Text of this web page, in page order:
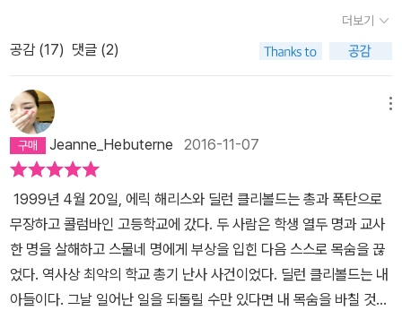
아파하며 고통스러워 하고 있을지도 모를 사람들을 위해 이 책을 썼
다. 앞으로 일어날 비극을, 막을 수 있다면 우리가 막아보자고 혼신의
힘을 다해 얘기를 한다. 책은 첫장부터 끝장까지 그 진실함이 차고 넘
쳐 내 안의 모든 것들이 뒤틀리는 경험을 하게 된다. 내 안에 내가 가
지고 있던 생각들이, 막연한 원망이 저들끼리 섞인다. 그것들이 섞여
서 나는, 나란은 인간을 다시 구성해야 한다고 생각한다. 나는 바이런
에게 그랬듯이 딜런에게도 번개, 뱀, 저체온증을 조심하라고 가르쳤
다. 치실질을 하고, 선크림을 바르고, 사각지대를 꼭 확인하라고 가르
쳤다. 십대가 된 뒤에는 음주와 약물의 위험에 대해 최대한 터놓고 이
야기하고 안전하고 윤리적인 성행위에 대해서도 가르쳤다. 딜런이 마
주한 가장 큰 위험은 외부에서 오는 게 아니라 이미 자기 안에 있었다
는 사실을, 나는 단 한 번도 생각해보지 못했다.나는 내 가족은 자살
이었다.아이가 잔혹한 방법으로 다른 많은 아이들의 목숨을 빼앗고
래에서 함께 살아온 부모로서, 많은 사람들이 사건 후 이 엄마에게 물
었다고 했다: '어떻게 모를 수가 있어요?' 저자도 스스로에게 숱하게
되뇌이고 되물으며 괴로움과 고통 속에 몸부림을 쳐왔고 앞으로도 그
질문에 대한 답은 쉽게 찾지 못 할 것이라고 했다. 하지만 한가지 분
명한 것은, 자신은 아이를 굉장히 사랑했고 부모로서 옳다고 생각한
방식으로 양육했으며 지금 생각해도 그 방법은 결코 틀리지 않았다는
것이었다. 그리고 그 근거로 자신이 아이와 함께 시간을 보낼 때 나누
던 대화방식, 아이가 어떤 문제를 일으켰을 때 취했던 대응방식, 또 아
이의 친구들에 대한 꼼꼼한 모니터링과 선정에 대한 애정(이라 씌여
그 순간부터 저자의 고백은 간증처럼 이어진다. 1부. '상상도 하지 못
한 일', 2부. '이해를 향해'로 이루어진 이 책에서 저자는 사건이 터졌
던 1999년의 상상도 할 수 없는 충격과, 비탄과, 벗어날 수 없는 공포
와 치욕 속에서 보냈던 그해의 실상을 자세히 기록하였고, 2부에서
저자는 사건이 터지기 전까지 자신의 아들로서 바라본 딜런의 모습을
그녀가 쓴 일기와 함께 기록하고 있다. 세상의 비난과 법정다툼 그리
고 충격으로 인한 우울증, 불안장애, 공황발작 및 시시각각 느꼈던 자
살충동을 이겨내고 마침내 한 권의 책을 세상에 내보이기까지 그녀의
수고를 미루어 짐작할 수 있었다. '내가 도대체 왜 이 책을 써서 세상
의 비난과 독설을 다시 마주하려는 걸까 하는 생각이 들 때마다 나는
이 부모들을 생각한다. 딜런이야 우등생도 운동부 스타도 아니었지
만, 우리는 딜런이 살다 보면 맞닥뜨릴 수밖에 없는 역경들을 무리 없
전에 누가 우리 삶을 들여다보았더라도, 아무리 고배율 줌렌즈를 들
이댔더라도 미국 어디에서나 볼 수 있는 가정과 다를 바 없는 아주 평
들 딜런은 대학에 가면 컴퓨터를 전공할 계획인 재원이었다. 조립한
컴퓨터로 친구들과 같이 게임을 하고 시각 효과나 음향 효과를 가지
고 실험도 하는 수준이라고 이해했다. (위험한 사이트들을 접속하고
자신과 다른 사람들을 다치게 할 모의를 할 것이라고는 ...) 갑자기 죽
어버린 아들의 시신을 확인하지도 못했는데, 남은 딜런의 가족들은
이미 이웃과 세상의 적이 되어 버렸다. 이들은 친적의 배려로 언론과
외부의 눈을 피해 몰래 친척 집에 숨어 들어가, 키우는 고양이에게 밥
을 주는 일 외에는 할 수 있는 것이 아무것도 없었다. 가해자인 아이들
은 죽어버렸다. 남은 가족은, 수 클리볼드는 이후 평생을 괴로워했다.
딜런 클리볼드는 총과 폭탄으로 무장하고 콜람바인고등학교에 갔다.
두 사람은 학생 열두 명과 교사 한 명을 살해하고 스물네 명에게 부상
을 입힌 다음 스스로 목숨을 끊었다. 역사상 최악의 학교 총기 난사 사
건이었다. 딜런 클리볼드는 내 아들이다.(중략)톰과 나는 다정하고 관
심이 많고 적극적인 부모였고, 딜런은 에너지가 넘치고 애정이 많은
아이였다. 늘 염려하며 언젠가는 정신을 차리고 제자리를 찾기를 빌
어야 하는 아이가 아니었다. 우리는 딜런을 ‘햇살‘이라고 불렀다. 딜런
의 금발머리가 후광처럼 빛났기 때문이기도 했지만 딜런에게는 매사
가 힘들지 않게 잘 풀렸기 때문이기도 했다. 나는 딜런이 내 자식이어
서 감사하다고 생각했고 온 영혼과 심장으로 딜런을 사랑했다. 콜럼
바인 이전의 우리 삶이 너무 평범하다는 점이 사람들에게는 가장 이
해가 되지 않는 부분일 것 같다. 나에게는 무엇보다도 중요한 점이기
더보기
공감 (17) 댓글 (2)
Jeanne_Hebuterne 2016-11-07
1999년 4월 20일, 에릭 해리스와 딜런 클리볼드는 총과 폭탄으로
무장하고 콜럼바인 고등학교에 갔다. 두 사람은 학생 열두 명과 교사
한 명을 살해하고 스물네 명에게 부상을 입힌 다음 스스로 목숨을 끊
었다. 역사상 최악의 학교 총기 난사 사건이었다. 딜런 클리볼드는 내
아들이다. 그날 일어난 일을 되돌릴 수만 있다면 내 목숨을 바칠 것이